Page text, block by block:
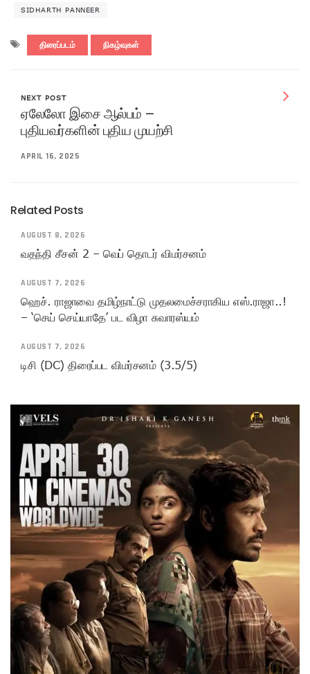
SIDHARTH PANNEER
திரைப்படம் நிகழ்வுகள்
NEXT POST
ஏலேலோ இசை ஆல்பம் –
புதியவர்களின் புதிய முயற்சி
APRIL 16, 2025
Related Posts
AUGUST 8, 2026
வதந்தி சீசன் 2 – வெப் தொடர் விமர்சனம்
AUGUST 7, 2026
ஹெச். ராஜாவை தமிழ்நாட்டு முதலமைச்சராகிய எஸ்.ராஜா..!
– ‘செய் செய்யாதே’ பட விழா சுவாரஸ்யம்
AUGUST 7, 2026
டிசி (DC) திரைப்பட விமர்சனம் (3.5/5)